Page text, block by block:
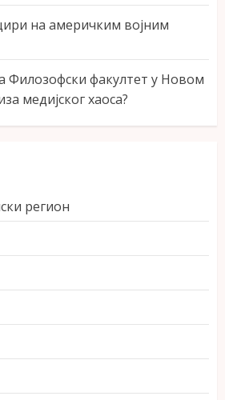
на америчким војним
Филозофски факултет у Новом
медијског хаоса?
регион